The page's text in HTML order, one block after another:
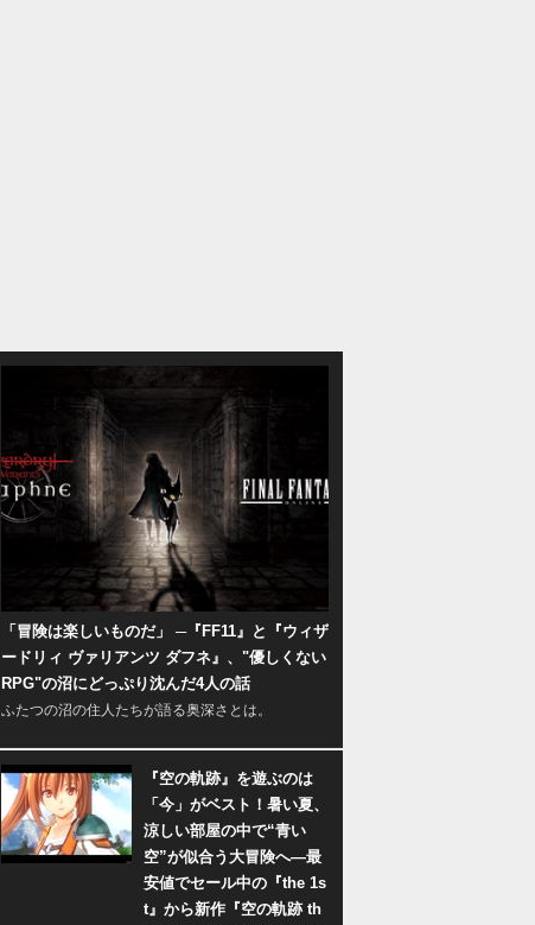
「冒険は楽しいものだ」 ─『FF11』と『ウィザ
ードリィ ヴァリアンツ ダフネ』、"優しくない
RPG"の沼にどっぷり沈んだ4人の話
ふたつの沼の住人たちが語る奥深さとは。
『空の軌跡』を遊ぶのは
「今」がベスト！暑い夏、
涼しい部屋の中で“青い
空”が似合う大冒険へ―最
安値でセール中の『the 1s
t』から新作『空の軌跡 th